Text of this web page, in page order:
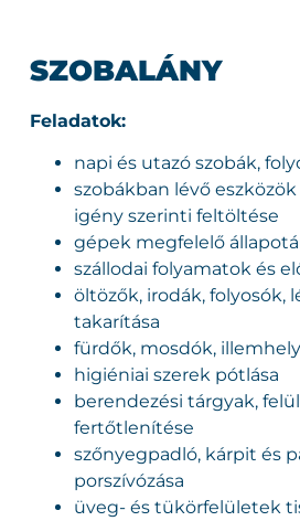
SZOBALÁNY
Feladatok:
napi és utazó szobák,
szobákban lévő
igény szerinti feltöltése
gépek megfelelő
szállodai folyamatok és
öltözők, irodák, folyosók,
takarítása
fürdők, mosdók,
higiéniai szerek pótlása
berendezési tárgyak,
fertőtlenítése
szőnyegpadló, kárpit és
porszívózása
üveg- és tükörfelületek